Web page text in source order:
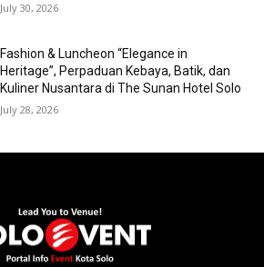
July 30, 2026
Fashion & Luncheon “Elegance in
Heritage”, Perpaduan Kebaya, Batik, dan
Kuliner Nusantara di The Sunan Hotel Solo
July 28, 2026